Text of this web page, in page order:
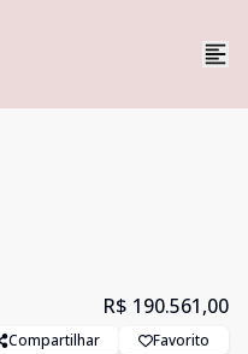
R$ 190.561,00
Compartilhar Favorito